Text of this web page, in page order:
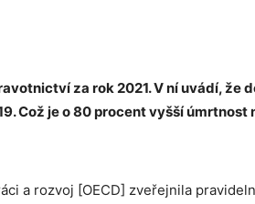
za rok 2021. V ní uvádí, že d
Což je o 80 procent vyšší úmrtnost
a rozvoj [OECD] zveřejnila